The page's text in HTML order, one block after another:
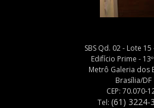
SBS Qd. 02 - Lote 15
Edifício Prime -
Metrô Galeria dos
Brasília/DF
CEP: 70.070-
Tel: (61) 3224-